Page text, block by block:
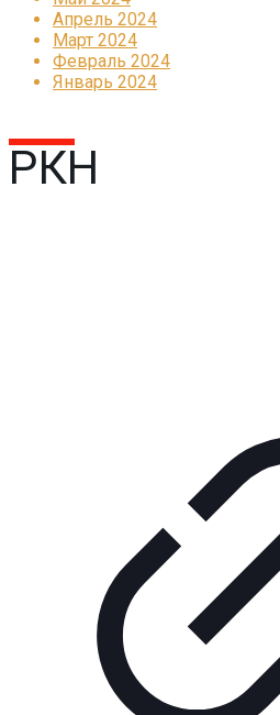
Апрель 2024
Март 2024
Февраль 2024
Январь 2024
РКН